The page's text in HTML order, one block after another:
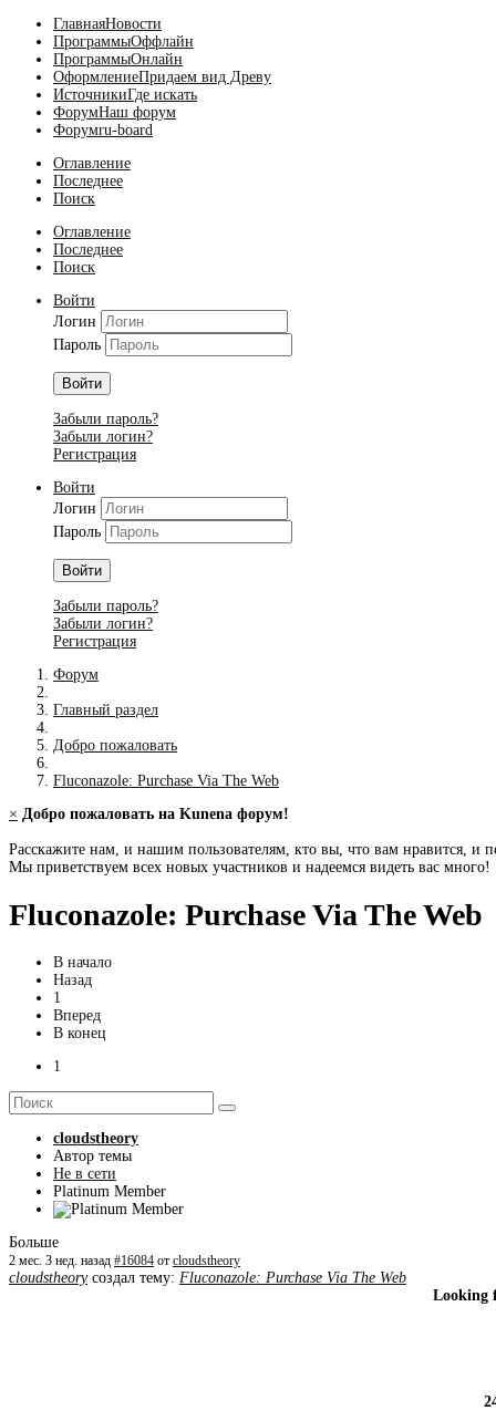
ГлавнаяНовости
ПрограммыОффлайн
ПрограммыОнлайн
ОформлениеПридаем вид Древу
ИсточникиГде искать
ФорумНаш форум
Форумru-board
Оглавление
Последнее
Поиск
Оглавление
Последнее
Поиск
Войти
Логин
Пароль
Войти
Забыли пароль?
Забыли логин?
Регистрация
Войти
Логин
Пароль
Войти
Забыли пароль?
Забыли логин?
Регистрация
Форум
Главный раздел
Добро пожаловать
Fluconazole: Purchase Via The Web
× Добро пожаловать на Kunena форум!
Расскажите нам, и нашим пользователям, кто вы, что вам нравится, и
Мы приветствуем всех новых участников и надеемся видеть вас много!
Fluconazole: Purchase Via The Web
В начало
Назад
1
Вперед
В конец
1
cloudstheory
Автор темы
Не в сети
Platinum Member
Больше
2 мес. 3 нед. назад #16084 от cloudstheory
cloudstheoryсоздал тему: Fluconazole: Purchase Via The Web
Looking